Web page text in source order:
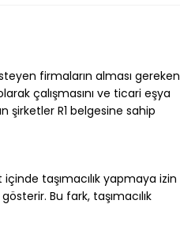
firmaların alması gereken
çalışmasını ve ticari eşya
şirketler R1 belgesine sahip
taşımacılık yapmaya izin
gösterir. Bu fark, taşımacılık